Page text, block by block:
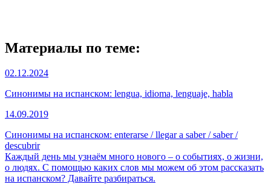
Материалы по теме:
02.12.2024
Синонимы на испанском: lengua, idioma, lenguaje, habla
14.09.2019
Синонимы на испанском: enterarse / llegar a saber / saber /
descubrir
Каждый день мы узнаём много нового – о событиях, о жизни,
о людях. С помощью каких слов мы можем об этом рассказать
на испанском? Давайте разбираться.